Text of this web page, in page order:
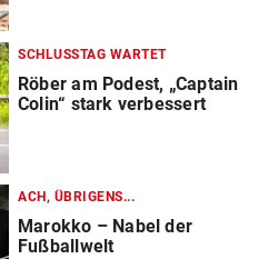
SCHLUSSTAG WARTET
Röber am Podest, „Captain
Colin“ stark verbessert
ACH, ÜBRIGENS...
Marokko – Nabel der
Fußballwelt